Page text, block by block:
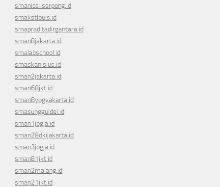
smanics-serpong.id
smakstlouis.id
smapraditadirgantara.id
sman8jakarta.id
smalabschool.id
smaskanisius.id
sman2jakarta.id
sman68jkt.id
sman8yogyakarta.id
smasungguldel.id
sman1jogja.id
sman28dkijakarta.id
sman3jogja.id
sman81jkt.id
sman2malang.id
sman21jkt.id